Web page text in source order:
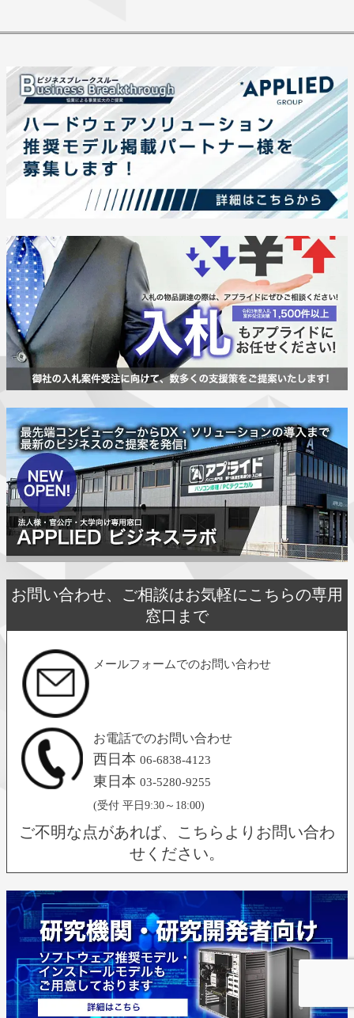
お問い合わせ、ご相談はお気軽にこちらの専用
窓口まで
メールフォームでのお問い合わせ
お電話でのお問い合わせ
西日本 06-6838-4123
東日本 03-5280-9255
(受付 平日9:30～18:00)
ご不明な点があれば、こちらよりお問い合わ
せください。